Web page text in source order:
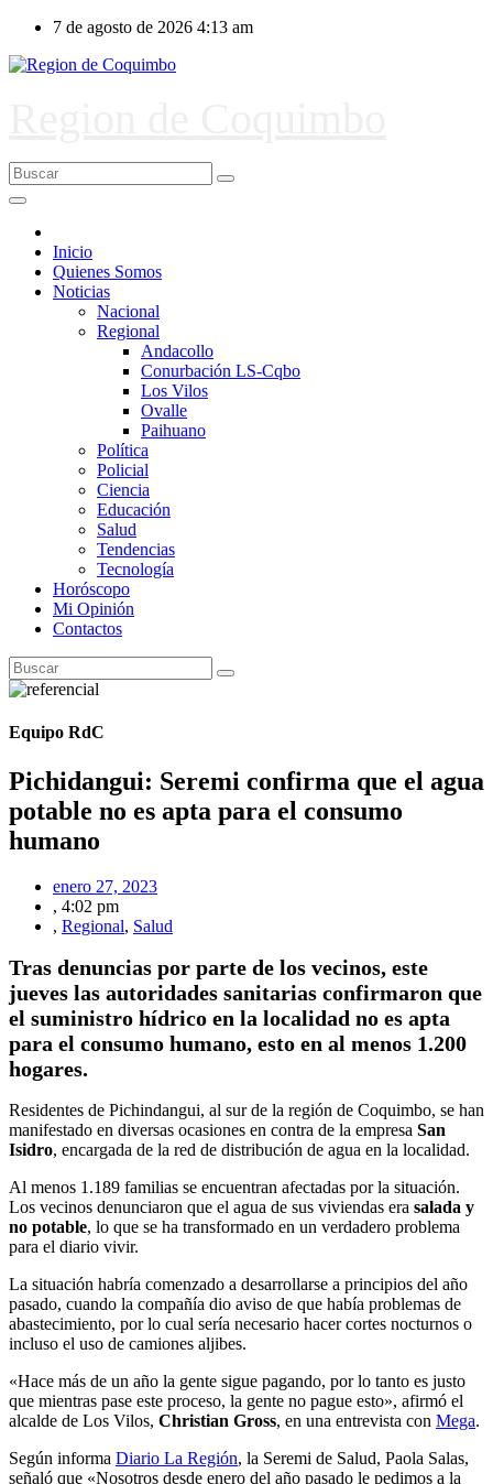
contenido
7 de agosto de 2026 4:13 am
Inicio
Quienes Somos
Noticias
Nacional
Regional
Andacollo
Conurbación LS-Cqbo
Los Vilos
Ovalle
Paihuano
Política
Policial
Ciencia
Educación
Salud
Tendencias
Tecnología
Horóscopo
Mi Opinión
Contactos
Equipo RdC
Pichidangui: Seremi confirma que el agua
potable no es apta para el consumo
humano
enero 27, 2023
, 4:02 pm
, Regional, Salud
Tras denuncias por parte de los vecinos, este
jueves las autoridades sanitarias confirmaron que
el suministro hídrico en la localidad no es apta
para el consumo humano, esto en al menos 1.200
hogares.
Residentes de Pichindangui, al sur de la región de Coquimbo, se han
manifestado en diversas ocasiones en contra de la empresa San
Isidro, encargada de la red de distribución de agua en la localidad.
Al menos 1.189 familias se encuentran afectadas por la situación.
Los vecinos denunciaron que el agua de sus viviendas era salada y
no potable, lo que se ha transformado en un verdadero problema
para el diario vivir.
La situación habría comenzado a desarrollarse a principios del año
pasado, cuando la compañía dio aviso de que había problemas de
abastecimiento, por lo cual sería necesario hacer cortes nocturnos o
incluso el uso de camiones aljibes.
«Hace más de un año la gente sigue pagando, por lo tanto es justo
que mientras pase este proceso, la gente no pague esto», afirmó el
alcalde de Los Vilos, Christian Gross, en una entrevista con Mega.
Según informa Diario La Región, la Seremi de Salud, Paola Salas,
señaló que «Nosotros desde enero del año pasado le pedimos a la